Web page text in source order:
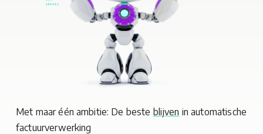
Met maar één ambitie: De beste blijven in automatische
factuurverwerking